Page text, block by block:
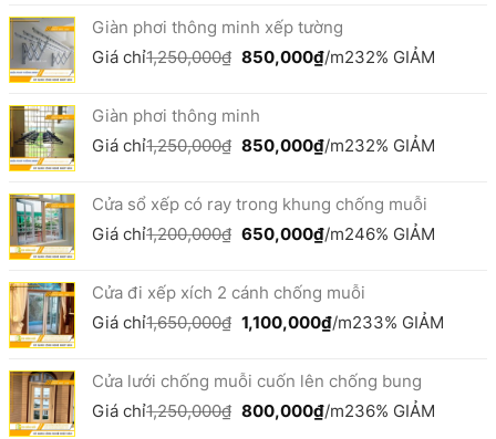
1,250,000₫.là:
850,000₫.
Giàn phơi thông minh xếp tường
Giá chỉ1,250,000₫ Giá
1,250,000₫.
850,000₫Giá
850,000₫.
/m232% GIẢM
Giàn phơi thông minh
Giá chỉ1,250,000₫ Giá
1,250,000₫.
850,000₫Giá
là:
850,000₫.
/m232% GIẢM
Cửa sổ xếp có ray trong khung chống muỗi
Giá chỉ1,200,000₫ Giá
1,200,000₫.
650,000₫Giá
là:
650,000₫.
/m246% GIẢM
Cửa đi xếp xích 2 cánh chống muỗi
Giá chỉ1,650,000₫ Giá
1,650,000₫.
1,100,000₫Giá
là:
1,100,000₫.
/m233% GIẢM
Cửa lưới chống muỗi cuốn lên chống bung
Giá chỉ1,250,000₫ Giá
800,000₫Giá
/m236% GIẢM